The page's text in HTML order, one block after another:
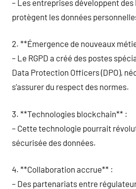
– Les entreprises développent des
protègent les données
2. **Émergence de nouveaux
– Le RGPD a créé des postes
Data Protection Officers (DPO),
s’assurer du respect des normes.
3. **Technologies blockchain** :
– Cette technologie pourrait
sécurisée des données.
4. **Collaboration accrue** :
– Des partenariats entre